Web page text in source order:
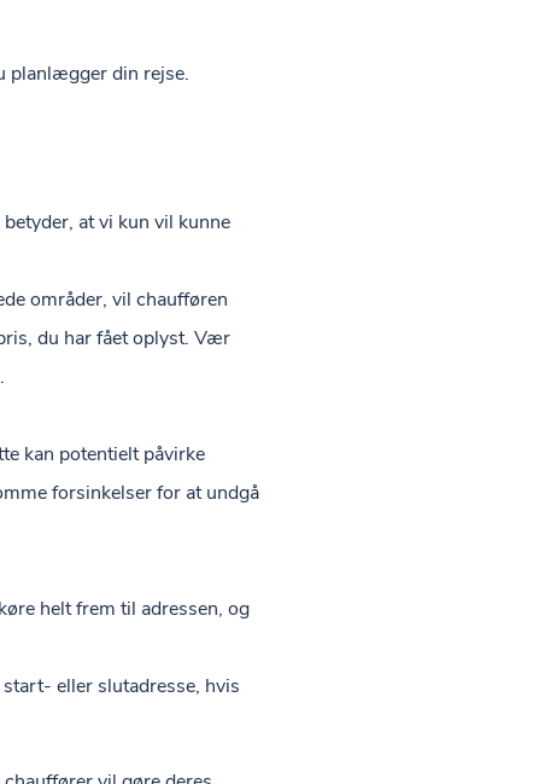
planlægger din rejse.
at vi kun vil kunne
områder, vil chaufføren
du har fået oplyst. Vær
kan potentielt påvirke
forsinkelser for at undgå
helt frem til adressen, og
eller slutadresse, hvis